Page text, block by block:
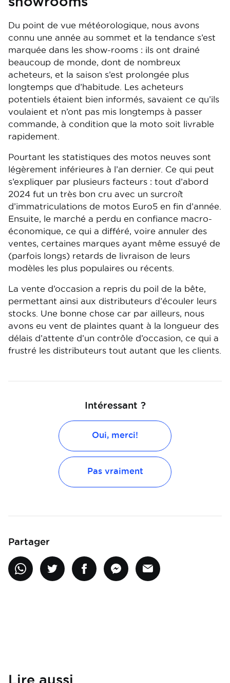
Partager
Du point de vue météorologique, nous avons
connu une année au sommet et la tendance s’est
marquée dans les show-rooms : ils ont drainé
beaucoup de monde, dont de nombreux
acheteurs, et la saison s’est prolongée plus
longtemps que d’habitude. Les acheteurs
potentiels étaient bien informés, savaient ce qu’ils
voulaient et n’ont pas mis longtemps à passer
commande, à condition que la moto soit livrable
rapidement.
Pourtant les statistiques des motos neuves sont
légèrement inférieures à l’an dernier. Ce qui peut
s’expliquer par plusieurs facteurs : tout d’abord
2024 fut un très bon cru avec un surcroît
d’immatriculations de motos Euro5 en fin d’année.
Ensuite, le marché a perdu en confiance macro-
économique, ce qui a différé, voire annuler des
ventes, certaines marques ayant même essuyé de
(parfois longs) retards de livraison de leurs
modèles les plus populaires ou récents.
La vente d’occasion a repris du poil de la bête,
permettant ainsi aux distributeurs d’écouler leurs
stocks. Une bonne chose car par ailleurs, nous
avons eu vent de plaintes quant à la longueur des
délais d’attente d’un contrôle d’occasion, ce qui a
frustré les distributeurs tout autant que les clients.
Intéressant ?
Oui, merci!
Pas vraiment
Lire aussi